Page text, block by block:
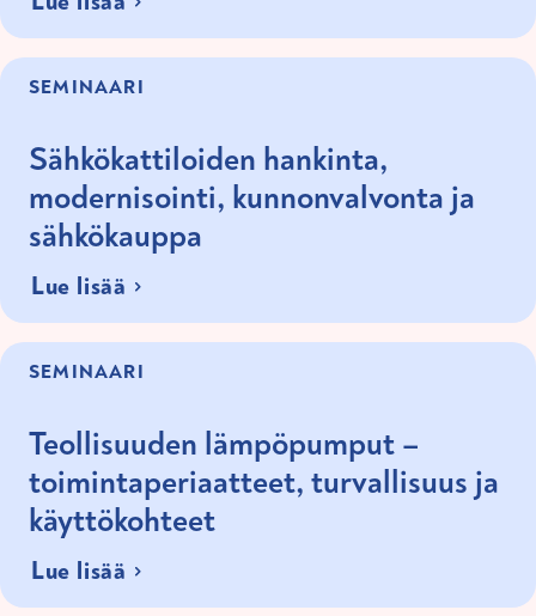
SEMINAARI
Sähkökattiloiden hankinta,
modernisointi, kunnonvalvonta ja
sähkökauppa
Lue lisää
SEMINAARI
Teollisuuden lämpöpumput –
toimintaperiaatteet, turvallisuus ja
käyttökohteet
Lue lisää